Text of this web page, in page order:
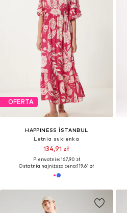
OFERTA
HAPPINESS İSTANBUL
Letnia sukienka
134,91 zł
Pierwotnie: 167,90 zł
Ostatnia najniższa cena:119,61 zł